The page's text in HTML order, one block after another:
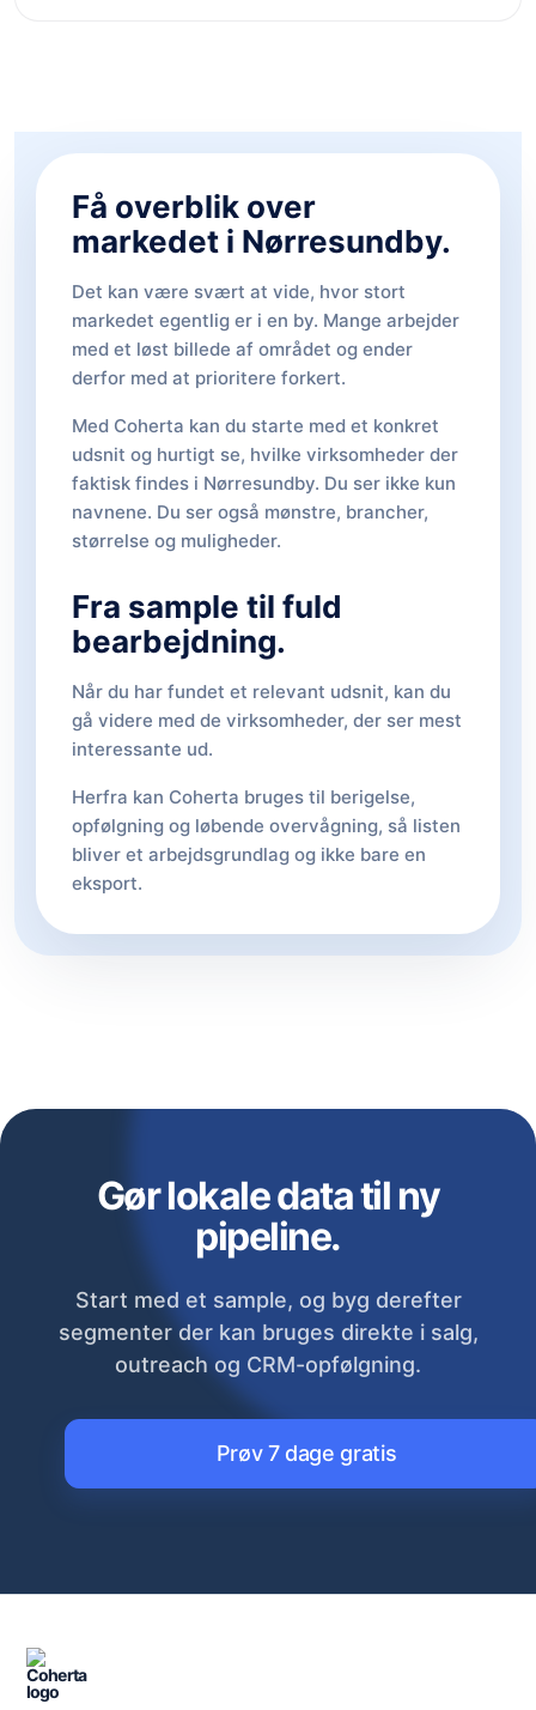
Få overblik over
markedet i Nørresundby.
Det kan være svært at vide, hvor stort
markedet egentlig er i en by. Mange arbejder
med et løst billede af området og ender
derfor med at prioritere forkert.
Med Coherta kan du starte med et konkret
udsnit og hurtigt se, hvilke virksomheder der
faktisk findes i Nørresundby. Du ser ikke kun
navnene. Du ser også mønstre, brancher,
størrelse og muligheder.
Fra sample til fuld
bearbejdning.
Når du har fundet et relevant udsnit, kan du
gå videre med de virksomheder, der ser mest
interessante ud.
Herfra kan Coherta bruges til berigelse,
opfølgning og løbende overvågning, så listen
bliver et arbejdsgrundlag og ikke bare en
eksport.
Gør lokale data til ny
pipeline.
Start med et sample, og byg derefter
segmenter der kan bruges direkte i salg,
outreach og CRM-opfølgning.
Prøv 7 dage gratis